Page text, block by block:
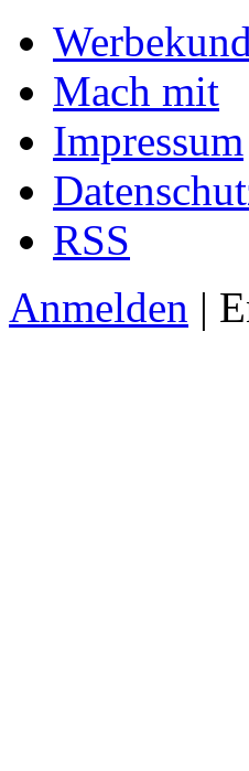
Mach mit
Impressum
RSS
Anmelden |